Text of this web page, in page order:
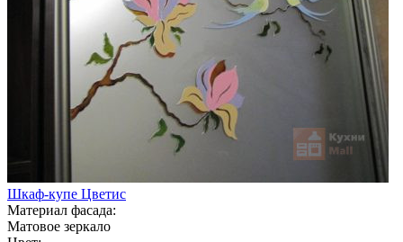
Шкаф-купе Цветис
Материал фасада:
Матовое зеркало